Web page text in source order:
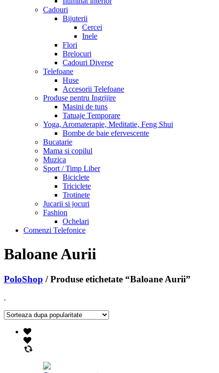
Cadouri
Bijuterii
Cercei
Inele
Flori
Brelocuri
Cadouri Diverse
Telefoane
Huse
Accesorii Telefoane
Produse pentru Ingrijire
Masini de tuns
Tatuaje Temporare
Yoga, Aromaterapie, Meditatie, Feng Shui
Bombe de baie efervescente
Bucatarie
Mama si copilul
Muzica
Sport / Timp Liber
Biciclete
Triciclete
Trotinete
Jucarii si jocuri
Fashion
Ochelari
Comenzi Telefonice
Baloane Aurii
PoloShop / Produse etichetate “Baloane Aurii”
.